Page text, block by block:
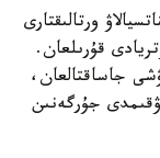
ورتالىقتارى
وتريادى قۇرىلعان.
ەگۋشى جاساقتالعان،
جۇرگەنىن